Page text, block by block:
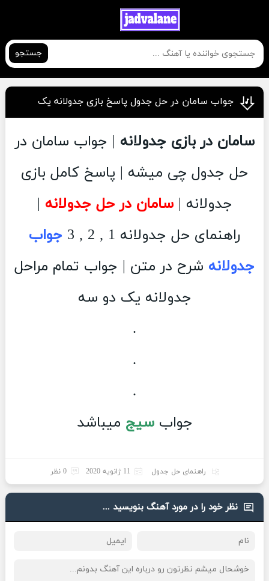
جستجو
جواب سامان در حل جدول پاسخ بازی جدولانه یک
سامان در بازی جدولانه | جواب سامان در
حل جدول چی میشه | پاسخ کامل بازی
جدولانه |سامان در حل جدولانه |
راهنمای حل جدولانه 1 , 2 , 3
جواب
جدولانه شرح در متن | جواب تمام مراحل
جدولانه یک دو سه
.
.
.
جوابسیج میباشد
راهنمای حل جدول 11 ژانویه 2020 0 نظر
نظر خود را در مورد آهنگ بنویسید ...